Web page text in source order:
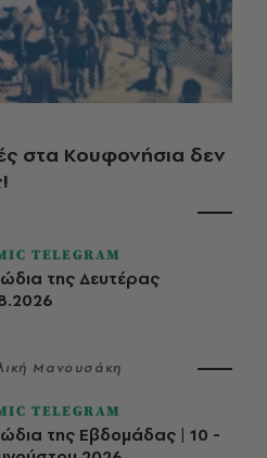
στα Κουφονήσια δεν
TELEGRAM
της Δευτέρας
Μανουσάκη
TELEGRAM
της Εβδομάδας | 10 -